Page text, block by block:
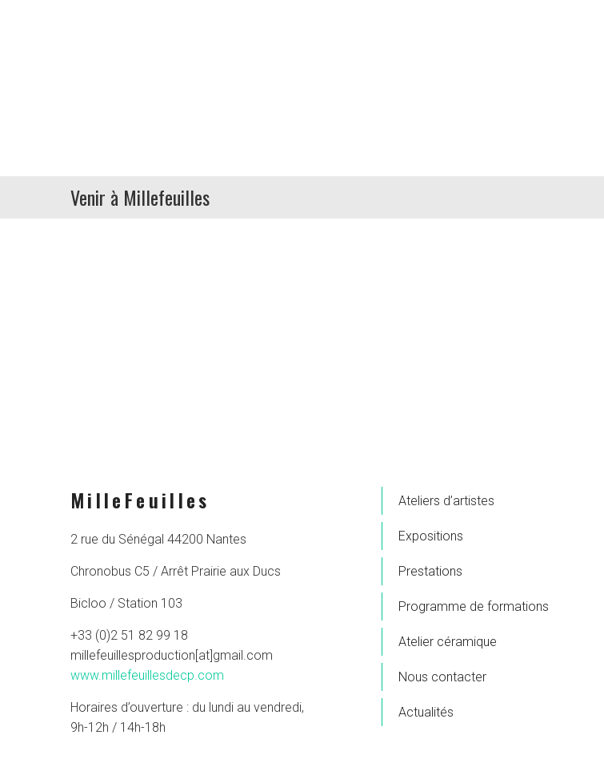
Venir à Millefeuilles
MilleFeuilles
2 rue du Sénégal 44200 Nantes
Chronobus C5 / Arrêt Prairie aux Ducs
Bicloo / Station 103
+33 (0)2 51 82 99 18
millefeuillesproduction[at]gmail.com
www.millefeuillesdecp.com
Horaires d’ouverture : du lundi au vendredi,
9h-12h / 14h-18h
Ateliers d’artistes
Expositions
Prestations
Programme de formations
Atelier céramique
Nous contacter
Actualités